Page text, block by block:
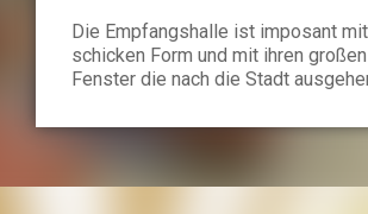
Die Empfangshalle ist imposant
schicken Form und mit ihren
Fenster die nach die Stadt